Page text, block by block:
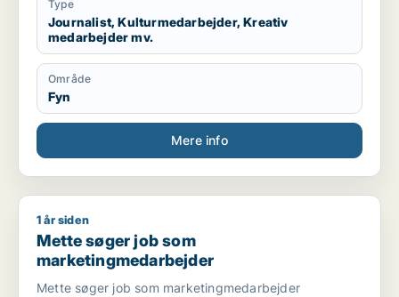
Type
Journalist, Kulturmedarbejder, Kreativ
medarbejder mv.
Område
Fyn
Mere info
Mette søger job som marketingmedarbejder
1 år siden
Mette søger job som
marketingmedarbejder
Mette søger job som marketingmedarbejder